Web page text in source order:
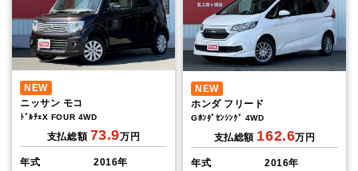
NEW
ニッサン モコ
ﾄﾞﾙﾁｪX FOUR 4WD
支払総額 73.9万円
年式
2016年
NEW
ホンダ フリード
Gﾎﾝﾀﾞｾﾝｼﾝｸﾞ 4WD
支払総額 162.6万円
年式
2016年